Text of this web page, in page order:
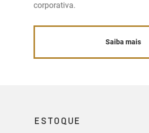
corporativa.
Saiba mais